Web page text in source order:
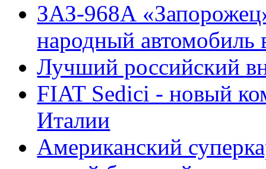
ЗАЗ-968А
народный
Лучший российский
FIAT Sedici - новый
Италии
Американский